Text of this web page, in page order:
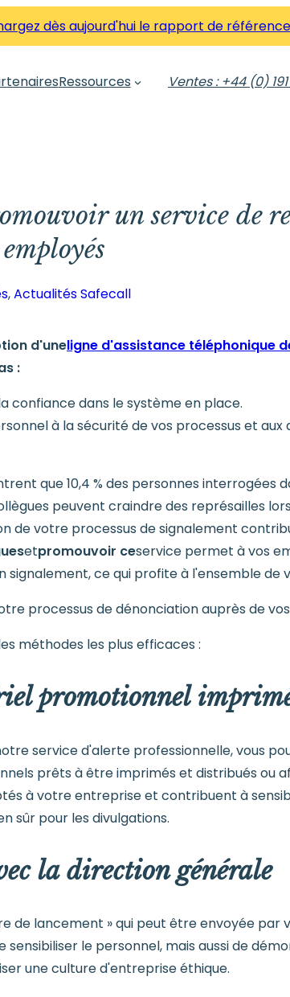
dès aujourd'hui le rapport de
Ressources Ventes : +44 (0)
un service de
, Actualités Safecall
d'uneligne d'assistance téléphonique
:
confiance dans le système en place.
à la sécurité de vos processus et
que 10,4 % des personnes interrogées
peuvent craindre des représailles
de votre processus de signalement
etpromouvoir ceservice permet à vos
signalement, ce qui profite à l'ensemble de
processus de dénonciation auprès de
méthodes les plus efficaces :
promotionnel
service d'alerte professionnelle, vous
prêts à être imprimés et distribués ou
à votre entreprise et contribuent à
sûr pour les divulgations.
la direction générale
de lancement » qui peut être envoyée par
le personnel, mais aussi de
une culture d'entreprise éthique.